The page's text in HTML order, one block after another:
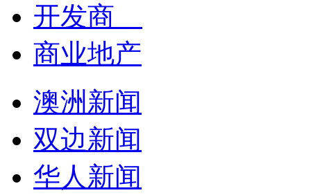
开发商
商业地产
澳洲新闻
双边新闻
华人新闻